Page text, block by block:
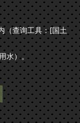
（查询工具：[国土
水）。